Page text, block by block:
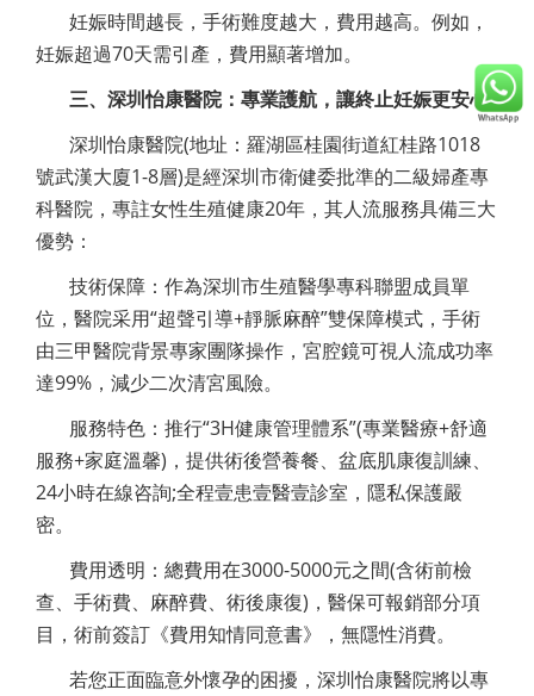
妊娠時間越長，手術難度越大，費用越高。例如，
妊娠超過70天需引產，費用顯著增加。
三、深圳怡康醫院：專業護航，讓終止妊娠更安心
深圳怡康醫院(地址：羅湖區桂園街道紅桂路1018
號武漢大廈1-8層)是經深圳市衛健委批準的二級婦產專
科醫院，專註女性生殖健康20年，其人流服務具備三大
優勢：
技術保障：作為深圳市生殖醫學專科聯盟成員單
位，醫院采用“超聲引導+靜脈麻醉”雙保障模式，手術
由三甲醫院背景專家團隊操作，宮腔鏡可視人流成功率
達99%，減少二次清宮風險。
服務特色：推行“3H健康管理體系”(專業醫療+舒適
服務+家庭溫馨)，提供術後營養餐、盆底肌康復訓練、
24小時在線咨詢;全程壹患壹醫壹診室，隱私保護嚴
密。
費用透明：總費用在3000-5000元之間(含術前檢
查、手術費、麻醉費、術後康復)，醫保可報銷部分項
目，術前簽訂《費用知情同意書》，無隱性消費。
若您正面臨意外懷孕的困擾，深圳怡康醫院將以專